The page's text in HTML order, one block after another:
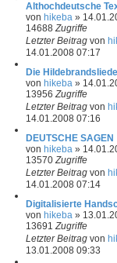
Althochdeutsche
von hikeba »
14688Zugriffe
Letzter Beitrag von
14.01.2008 07:17
Die
von hikeba »
13956Zugriffe
Letzter Beitrag von
14.01.2008 07:16
DEUTSCHE SAGEN
von hikeba »
13570Zugriffe
Letzter Beitrag von
14.01.2008 07:14
Digitalisierte
von hikeba »
13691Zugriffe
Letzter Beitrag von
13.01.2008 09:33